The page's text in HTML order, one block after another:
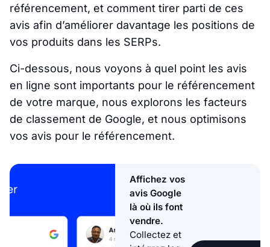
référencement, et comment tirer parti de ces
avis afin d’améliorer davantage les positions de
vos produits dans les SERPs.
Ci-dessous, nous voyons à quel point les avis
en ligne sont importants pour le référencement
de votre marque, nous explorons les facteurs
de classement de Google, et nous optimisons
vos avis pour le référencement.
Affichez vos
avis Google
là où ils font
vendre.
Collectez et